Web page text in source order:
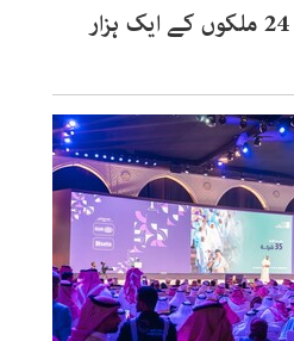
جدہ بک فیئر کا آغاز، 24 ملکوں کے ایک ہزار